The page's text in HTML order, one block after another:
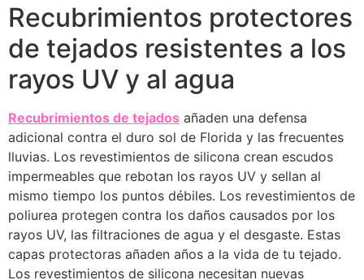
Recubrimientos protectores
de tejados resistentes a los
rayos UV y al agua
Recubrimientos de tejados añaden una defensa
adicional contra el duro sol de Florida y las frecuentes
lluvias. Los revestimientos de silicona crean escudos
impermeables que rebotan los rayos UV y sellan al
mismo tiempo los puntos débiles. Los revestimientos de
poliurea protegen contra los daños causados por los
rayos UV, las filtraciones de agua y el desgaste. Estas
capas protectoras añaden años a la vida de tu tejado.
Los revestimientos de silicona necesitan nuevas